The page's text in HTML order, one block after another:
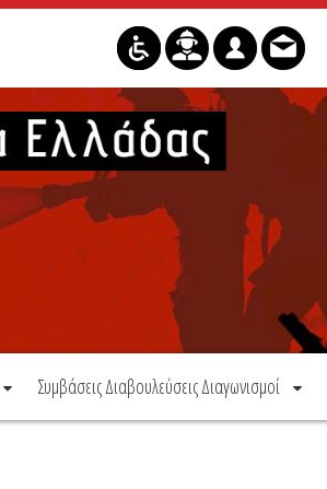
Συμβάσεις Διαβουλεύσεις Διαγωνισμοί